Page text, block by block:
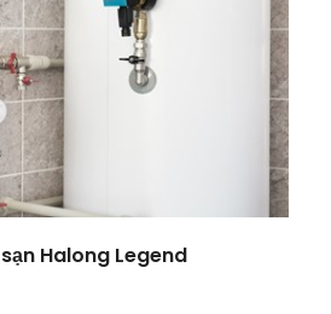
Halong Legend